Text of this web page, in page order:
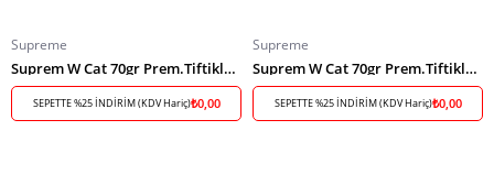
Supreme
Suprem W Cat 70gr Prem.Tiftiklenmiş Ton
SEPETTE %25 İNDİRİM (KDV Hariç)₺0,00
Supreme
Suprem W Cat 70gr Prem.Tiftiklenmiş Ton Kalamar
SEPETTE %25 İNDİRİM (KDV Hariç)₺0,00